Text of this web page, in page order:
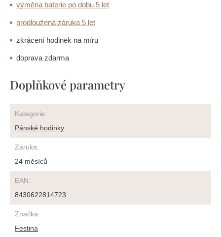
výměna baterie po dobu 5 let
prodloužená záruka 5 let
zkrácení hodinek na míru
doprava zdarma
Doplňkové parametry
Kategorie:
Pánské hodinky
Záruka:
24 měsíců
EAN:
8430622814723
Značka:
Festina